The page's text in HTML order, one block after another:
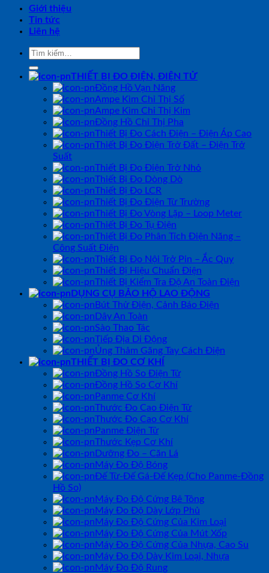
Giới thiệu
Tin tức
Liên hệ
Tìm
THIẾT BỊ ĐO ĐIỆN, ĐIỆN TỬ
Đồng Hồ Vạn Năng
Ampe Kìm Chỉ Thị Số
Ampe Kìm Chỉ Thị Kim
Đồng Hồ Chỉ Thị Pha
Thiết Bị Đo Cách Điện – Điện Áp Cao
Thiết Bị Đo Điện Trở Đất – Điện Trở
Suất
Thiết Bị Đo Điện Trở Nhỏ
Thiết Bị Đo Dòng Dò
Thiết Bị Đo LCR
Thiết Bị Đo Điện Từ Trường
Thiết Bị Đo Vòng Lặp – Loop Meter
Thiết Bị Đo Tụ Điện
Thiết Bị Đo Phân Tích Điện Năng –
Công Suất Điện
Thiết Bị Đo Nội Trở Pin – Ắc Quy
Thiết Bị Hiệu Chuẩn Điện
Thiết Bị Kiểm Tra Độ An Toàn Điện
DỤNG CỤ BẢO HỘ LAO ĐỘNG
Bút Thử Điện, Cảnh Báo Điện
Dây An Toàn
Sào Thao Tác
Tiếp Địa Di Động
Ủng Thảm Găng Tay Cách Điện
THIẾT BỊ ĐO CƠ KHÍ
Đồng Hồ So Điện Tử
Đồng Hồ So Cơ Khí
Panme Cơ Khí
Thước Đo Cao Điện Tử
Thước Đo Cao Cơ Khí
Panme Điện Tử
Thước Kẹp Cơ Khí
Dưỡng Đo – Căn Lá
Máy Đo Độ Bóng
Đế Từ-Đế Gá-Đế Kẹp (Cho Panme-Đồng
Hồ So)
Máy Đo Độ Cứng Bê Tông
Máy Đo Độ Dày Lớp Phủ
Máy Đo Độ Cứng Của Kim Loại
Máy Đo Độ Cứng Của Mút Xốp
Máy Đo Độ Cứng Của Nhựa, Cao Su
Máy Đo Độ Dày Kim Loại, Nhựa
Máy Đo Độ Rung